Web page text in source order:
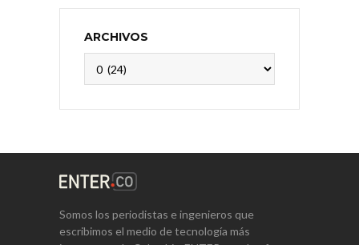
ARCHIVOS
Somos los periodistas e ingenieros que
escribimos el medio de tecnología más